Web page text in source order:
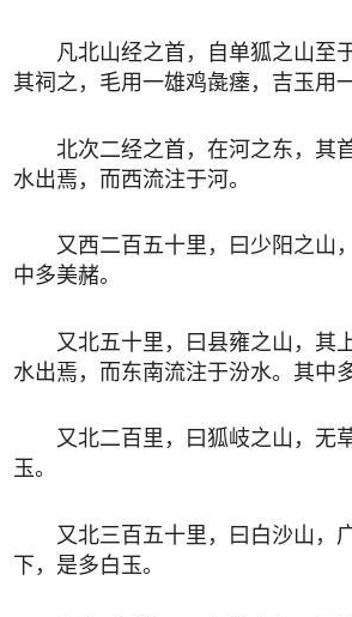
凡北山经之首，自单狐之山至
其祠之，毛用一雄鸡彘瘗，吉玉用
北次二经之首，在河之东，其
水出焉，而西流注于河。
又西二百五十里，曰少阳之山
中多美赭。
又北五十里，曰县雍之山，其
水出焉，而东南流注于汾水。其中
又北二百里，曰狐岐之山，无
玉。
又北三百五十里，曰白沙山，
下，是多白玉。